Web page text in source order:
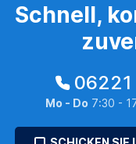
Schnell,
Mo - Do 7:30 -